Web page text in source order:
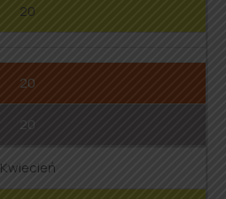
20
20
20
Kwiecień